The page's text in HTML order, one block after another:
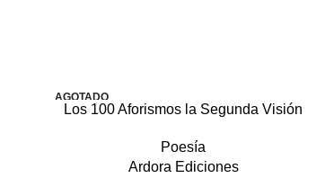
AGOTADO
Los 100 Aforismos la Segunda Visión
Poesía
Ardora Ediciones